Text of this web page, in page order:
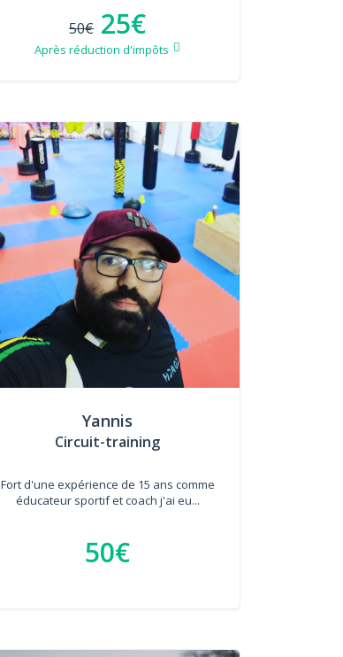
50€ 25€
Après réduction d'impôts
Yannis
Circuit-training
Fort d'une expérience de 15 ans comme
éducateur sportif et coach j'ai eu...
50€